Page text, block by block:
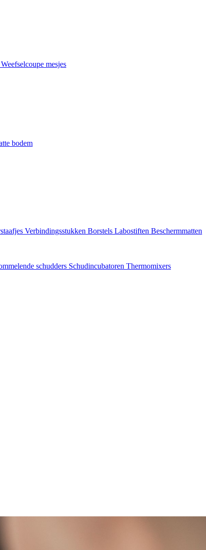
Weefselcoupe mesjes
bodem
Verbindingsstukken Borstels Labostiften Beschermmatten
schudders Schudincubatoren Thermomixers